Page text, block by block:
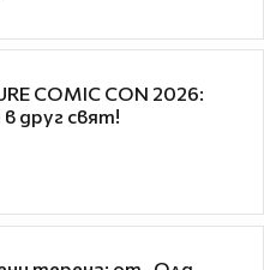
COMIC CON 2026:
друг свят!